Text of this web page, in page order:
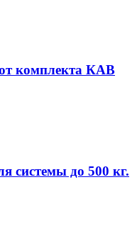
комплекта КАВ
системы до 500 кг.